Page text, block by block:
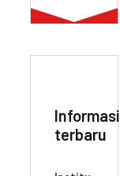
Informasi
terbaru